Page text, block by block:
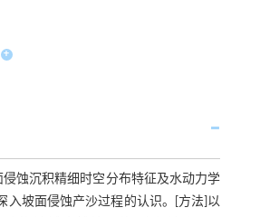
+
侵蚀沉积精细时空分布特征及水动力学
入坡面侵蚀产沙过程的认识。[方法]以